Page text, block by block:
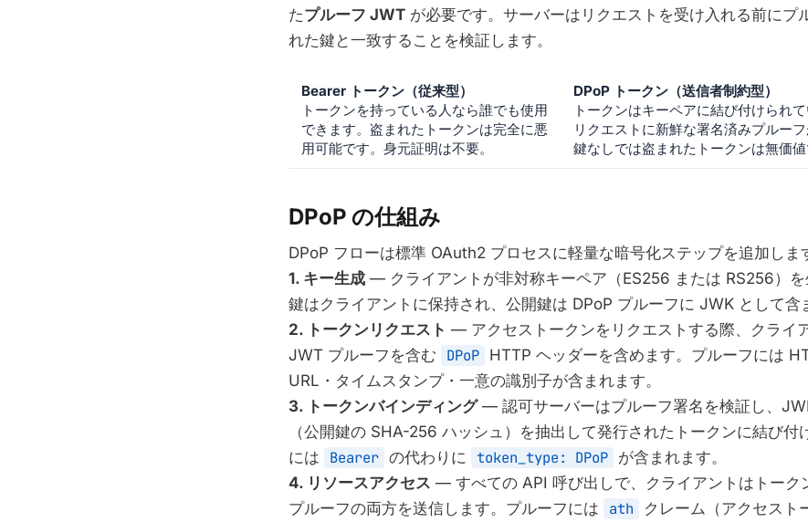
たプルーフ JWT が必要です。サーバーはリクエストを受け入れる前にプ
れた鍵と一致することを検証します。
Bearer トークン（従来型）
トークンを持っている人なら誰でも使用
できます。盗まれたトークンは完全に悪
用可能です。身元証明は不要。
DPoP トークン（送信者制約型）
トークンはキーペアに結び付けられ
リクエストに新鮮な署名済みプルー
鍵なしでは盗まれたトークンは無価値
DPoP の仕組み
DPoP フローは標準 OAuth2 プロセスに軽量な暗号化ステップを追加しま
1. キー生成 — クライアントが非対称キーペア（ES256 または RS256）
鍵はクライアントに保持され、公開鍵は DPoP プルーフに JWK として含
2. トークンリクエスト — アクセストークンをリクエストする際、クライ
JWT プルーフを含む
DPoP HTTP ヘッダーを含めます。プルーフには
URL・タイムスタンプ・一意の識別子が含まれます。
3. トークンバインディング— 認可サーバーはプルーフ署名を検証し、
（公開鍵の SHA-256 ハッシュ）を抽出して発行されたトークンに結び付
には
Bearer の代わりに token_type: DPoP が含まれます。
4. リソースアクセス — すべての API 呼び出しで、クライアントはトーク
プルーフの両方を送信します。プルーフには
ath
クレーム（アクセスト